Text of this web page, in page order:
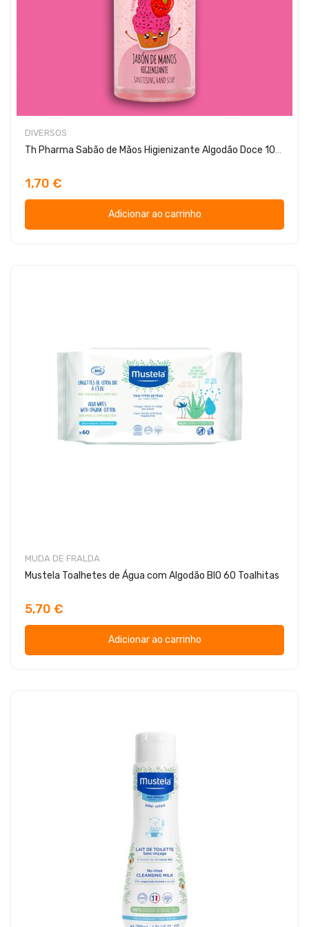
DIVERSOS
Th Pharma Sabão de Mãos Higienizante Algodão Doce 100ml
1,70 €
Adicionar ao carrinho
MUDA DE FRALDA
Mustela Toalhetes de Água com Algodão BIO 60 Toalhitas
5,70 €
Adicionar ao carrinho